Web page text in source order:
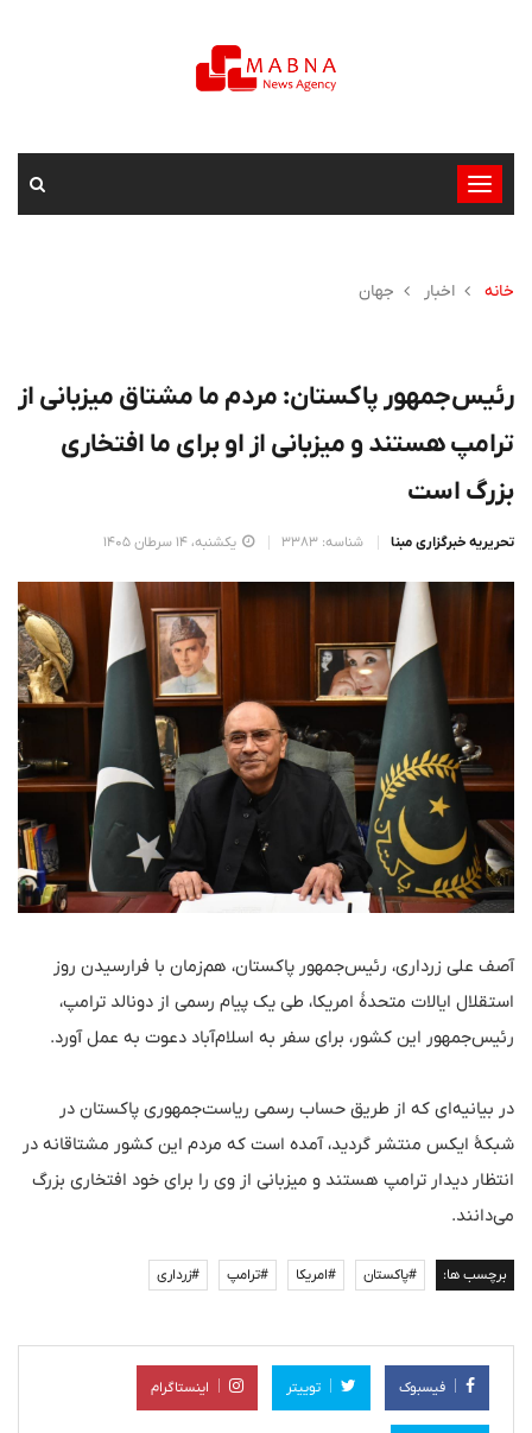
تغییر
وضعیت
خانه
اخبار جهان
رئیس‌جمهور پاکستان: مردم ما مشتاق میزبانی از
ترامپ هستند و میزبانی از او برای ما افتخاری
بزرگ است
تحریریه خبرگزاری مبنا شناسه: 3383 یکشنبه، 14 سرطان 1405
آصف علی زرداری، رئیس‌جمهور پاکستان، هم‌زمان با فرارسیدن روز
استقلال ایالات متحدهٔ امریکا، طی یک پیام رسمی از دونالد ترامپ،
رئیس‌جمهور این کشور، برای سفر به اسلام‌آباد دعوت به عمل آورد.
در بیانیه‌ای که از طریق حساب رسمی ریاست‌جمهوری پاکستان در
شبکهٔ ایکس منتشر گردید، آمده است که مردم این کشور مشتاقانه در
انتظار دیدار ترامپ هستند و میزبانی از وی را برای خود افتخاری بزرگ
می‌دانند.
برچسب ها: #پاکستان #امریکا #ترامپ #زرداری
فیسبوک توییتر اینستاگرام